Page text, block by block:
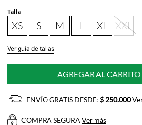
Talla
XS S M L XL XXL
Ver guía de tallas
AGREGAR AL CARRITO
ENVÍO GRATIS DESDE: $ 250.000
COMPRA SEGURAVer más